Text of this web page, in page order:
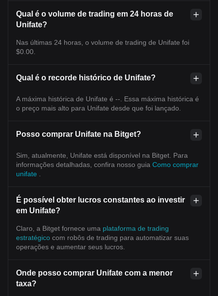
Qual é o volume de trading em 24 horas de
Unifate?
Nas últimas 24 horas, o volume de trading de Unifate foi
$0.00.
Qual é o recorde histórico de Unifate?
A máxima histórica de Unifate é --. Essa máxima histórica é
o preço mais alto para Unifate desde que foi lançado.
Posso comprar Unifate na Bitget?
Sim, atualmente, Unifate está disponível na Bitget. Para
informações detalhadas, confira nosso guia Como comprar
unifate
É possível obter lucros constantes ao investir
em Unifate?
Claro, a Bitget fornece uma plataforma de trading
estratégico com robôs de trading para automatizar suas
operações e aumentar seus lucros.
Onde posso comprar Unifate com a menor
taxa?